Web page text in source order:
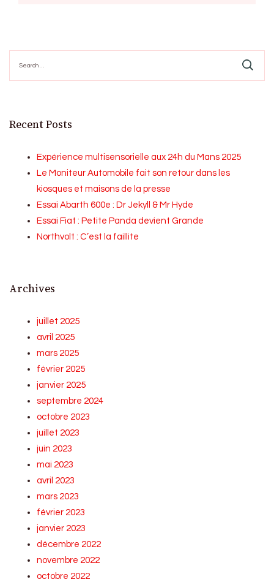
for:
Recent Posts
Expérience multisensorielle aux 24h du Mans 2025
Le Moniteur Automobile fait son retour dans les
kiosques et maisons de la presse
Essai Abarth 600e : Dr Jekyll & Mr Hyde
Essai Fiat : Petite Panda devient Grande
Northvolt : C’est la faillite
Archives
juillet 2025
avril 2025
mars 2025
février 2025
janvier 2025
septembre 2024
octobre 2023
juillet 2023
juin 2023
mai 2023
avril 2023
mars 2023
février 2023
janvier 2023
décembre 2022
novembre 2022
octobre 2022